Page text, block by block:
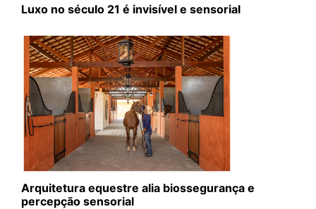
Luxo no século 21 é invisível e sensorial
Arquitetura equestre alia biossegurança e
percepção sensorial